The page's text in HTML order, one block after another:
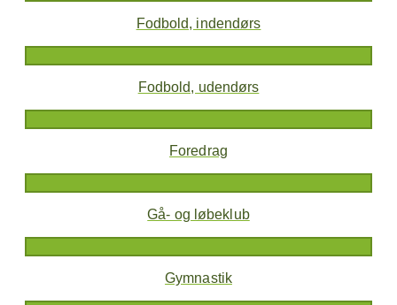
Fodbold, indendørs
Fodbold, udendørs
Foredrag
Gå- og løbeklub
Gymnastik